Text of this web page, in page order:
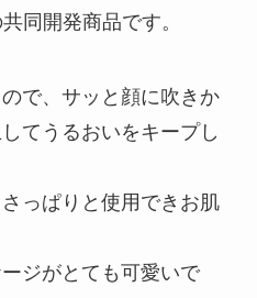
同開発商品です。
で、サッと顔に吹きか
てうるおいをキープし
っぱりと使用できお肌
ジがとても可愛いで